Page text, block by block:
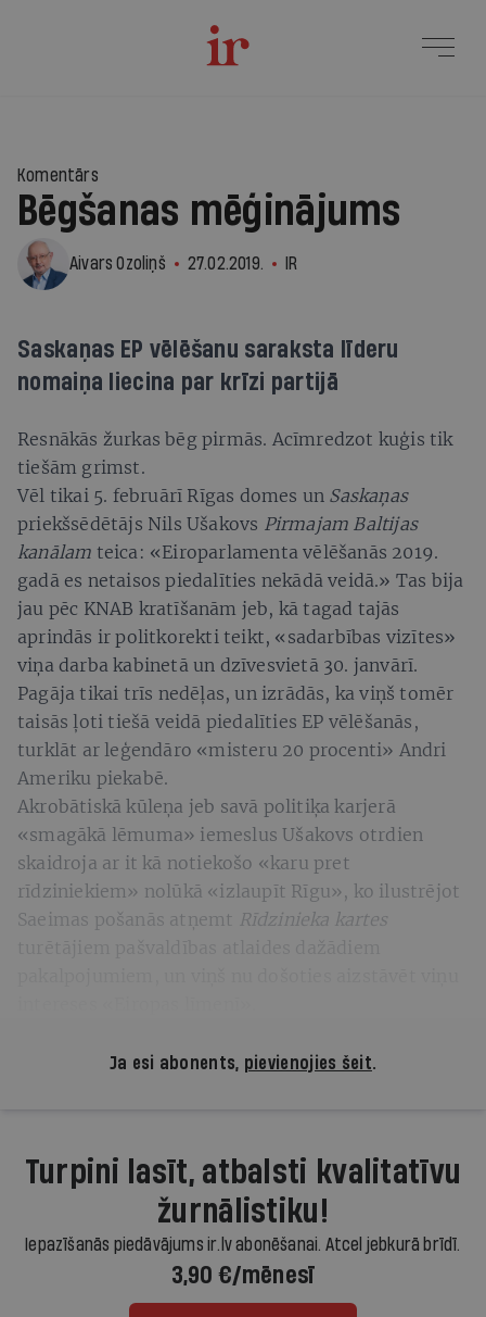
Komentārs
Bēgšanas mēģinājums
Aivars Ozoliņš 27.02.2019. IR
Saskaņas EP vēlēšanu saraksta līderu
nomaiņa liecina par krīzi partijā
Resnākās žurkas bēg pirmās. Acīmredzot kuģis tik
tiešām grimst.
Vēl tikai 5. februārī Rīgas domes un Saskaņas
priekšsēdētājs Nils Ušakovs Pirmajam Baltijas
kanālam teica: «Eiroparlamenta vēlēšanās 2019.
gadā es netaisos piedalīties nekādā veidā.» Tas bija
jau pēc KNAB kratīšanām jeb, kā tagad tajās
aprindās ir politkorekti teikt, «sadarbības vizītes»
viņa darba kabinetā un dzīvesvietā 30. janvārī.
Pagāja tikai trīs nedēļas, un izrādās, ka viņš tomēr
taisās ļoti tiešā veidā piedalīties EP vēlēšanās,
turklāt ar leģendāro «misteru 20 procenti» Andri
Ameriku piekabē.
Akrobātiskā kūleņa jeb savā politiķa karjerā
«smagākā lēmuma» iemeslus Ušakovs otrdien
skaidroja ar it kā notiekošo «karu pret
rīdziniekiem» nolūkā «izlaupīt Rīgu», ko ilustrējot
Saeimas pošanās atņemt Rīdzinieka kartes
Ja esi abonents, pievienojies šeit.
Turpini lasīt, atbalsti kvalitatīvu
žurnālistiku!
Iepazīšanās piedāvājums ir.lv abonēšanai. Atcel jebkurā brīdī.
3,90 €/mēnesī